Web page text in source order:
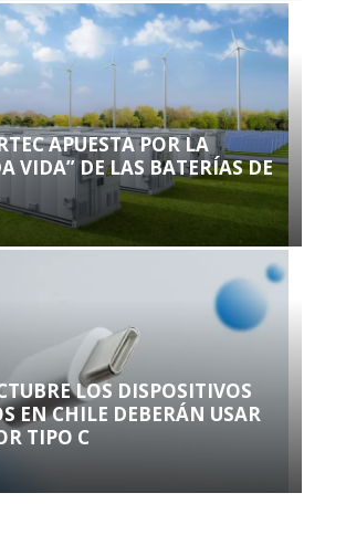
APUESTA POR LA
VIDA” DE LAS BATERÍAS DE
LOS DISPOSITIVOS
EN CHILE DEBERÁN USAR
TIPO C